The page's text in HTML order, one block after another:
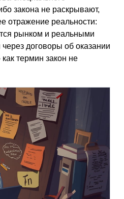
закона не раскрывают,
отражение реальности:
рынком и реальными
договоры об оказании
термин закон не